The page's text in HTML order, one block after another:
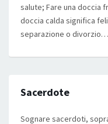
salute; Fare una doccia
doccia calda significa
separazione o
Sacerdote
Sognare sacerdoti,